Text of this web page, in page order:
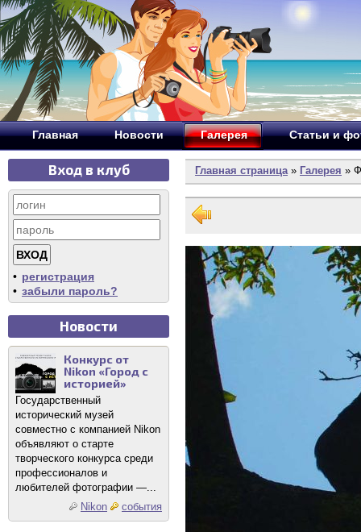
Главная Новости Галерея Статьи и
Вход в клуб
• регистрация
• забыли пароль?
Новости
Конкурс от
Nikon «Город с
историей»
Государственный
исторический музей
совместно с компанией Nikon
объявляют о старте
творческого конкурса среди
профессионалов и
любителей фотографии —...
Nikon
события
Главная страница» Галерея »